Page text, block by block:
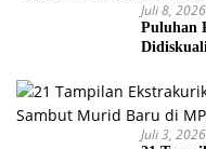
Juli 8, 2026
Puluhan
Juli 3, 2026